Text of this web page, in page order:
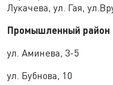
Лукачева, ул. Гая,
Промышленный район
ул. Аминева, 3-5
ул. Бубнова, 10